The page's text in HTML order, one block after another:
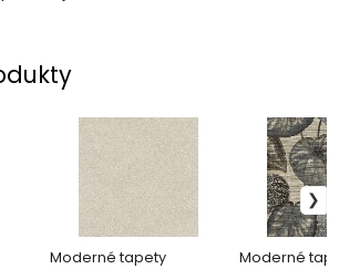
Moderné tapety
Moderné